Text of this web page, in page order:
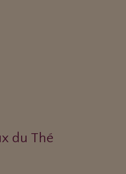
du Thé